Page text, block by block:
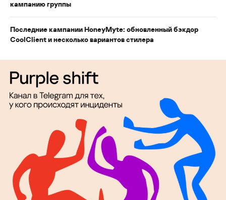
кампанию группы
Последние кампании HoneyMyte: обновленный бэкдор
CoolClient и несколько вариантов стилера